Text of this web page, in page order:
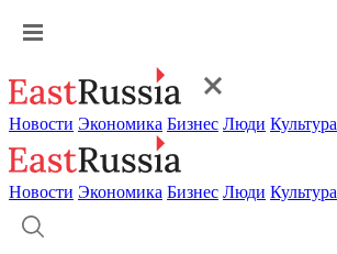
Новости Экономика Бизнес Люди Культура
Новости Экономика Бизнес Люди Культура